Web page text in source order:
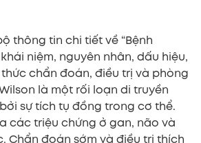
thông tin chi tiết về “Bệnh
niệm, nguyên nhân, dấu hiệu,
chẩn đoán, điều trị và phòng
là một rối loạn di truyền
sự tích tụ đồng trong cơ thể.
các triệu chứng ở gan, não và
Chẩn đoán sớm và điều trị thích